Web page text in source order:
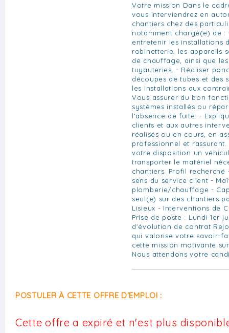
Votre mission Dans le
vous interviendrez en
chantiers chez des
notamment chargé(e) de :
entretenir les installations
robinetterie, les appareils
de chauffage, ainsi que
tuyauteries. - Réaliser
découpes de tubes et des
les installations aux
Vous assurer du bon
systèmes installés ou
l'absence de fuite. -
clients et aux autres
réalisés ou en cours, en
professionnel et
votre disposition un
transporter le matériel
chantiers. Profil
sens du service client -
plomberie/chauffage -
seul(e) sur des chantiers
Lisieux - Interventions de
Prise de poste : Lundi 1er
d'évolution de contrat
qui valorise votre savoir-
cette mission motivante
Nous attendons votre
POSTULER À CETTE OFFRE D'EMPLOI :
Cette offre a expiré et n'est plus